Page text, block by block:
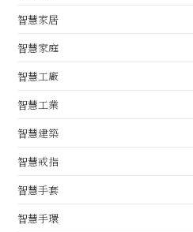
智慧家居
智慧家庭
智慧工廠
智慧工業
智慧建築
智慧戒指
智慧手套
智慧手環